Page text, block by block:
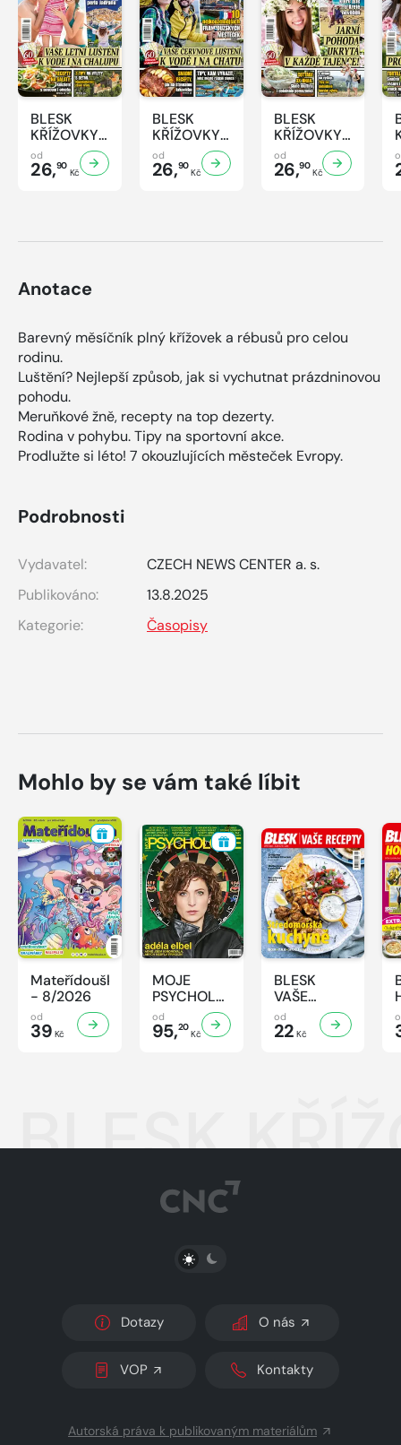
BLESK
KŘÍŽOVKY
- 7/2026
od
26,90
Kč
BLESK
KŘÍŽOVKY
- 6/2026
od
26,90
Kč
BLESK
KŘÍŽOVKY
- 5/2026
od
26,90
Kč
Anotace
Barevný měsíčník plný křížovek a rébusů pro celou
rodinu.
Luštění? Nejlepší způsob, jak si vychutnat prázdninovou
pohodu.
Meruňkové žně, recepty na top dezerty.
Rodina v pohybu. Tipy na sportovní akce.
Prodlužte si léto! 7 okouzlujících městeček Evropy.
Podrobnosti
Vydavatel:
CZECH NEWS CENTER a. s.
Publikováno:
13.8.2025
Kategorie:
Časopisy
Mohlo by se vám také líbit
Mateřídouška
- 8/2026
od
39 Kč
MOJE
PSYCHOLOGIE
- 8/2026
od
95,20
Kč
BLESK
VAŠE
RECEPTY -
8/2026
od
22 Kč
BLESK
PŘEPNOUT SVĚTLÝ/TMAVÝ REŽIM
Dotazy O nás
VOP Kontakty
Autorská práva k publikovaným materiálům